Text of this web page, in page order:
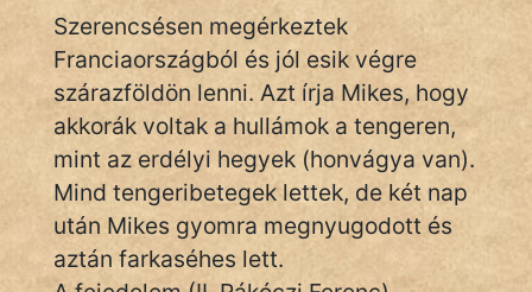
Monda
Novella
És
Elbeszélés
Regény
Tanmese
Szerencsésen megérkeztek
Franciaországból és jól esik végre
szárazföldön lenni. Azt írja Mikes, hogy
akkorák voltak a hullámok a tengeren,
mint az erdélyi hegyek (honvágya van).
Mind tengeribetegek lettek, de két nap
után Mikes gyomra megnyugodott és
aztán farkaséhes lett.